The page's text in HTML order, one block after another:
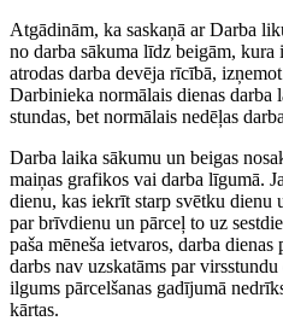
Atgādinām, ka saskaņā ar Darba
no darba sākuma līdz beigām,
atrodas darba devēja rīcībā,
Darbinieka normālais dienas darba
stundas, bet normālais nedēļas
Darba laika sākumu un beigas
maiņas grafikos vai darba līgumā.
dienu, kas iekrīt starp svētku dienu
par brīvdienu un pārceļ to uz
paša mēneša ietvaros, darba
darbs nav uzskatāms par
ilgums pārcelšanas gadījumā
kārtas.